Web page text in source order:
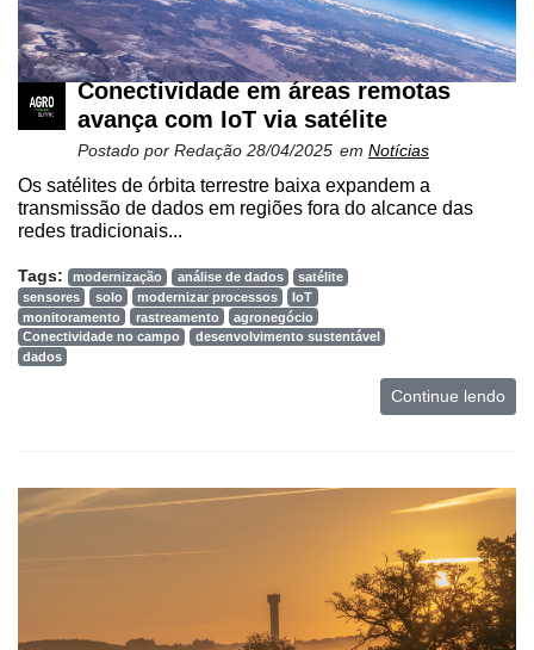
Conectividade em áreas remotas
avança com IoT via satélite
Postado por Redação 28/04/2025 em Notícias
Os satélites de órbita terrestre baixa expandem a
transmissão de dados em regiões fora do alcance das
redes tradicionais...
Tags: modernização análise de dados
satélite
sensores
solo modernizar processos
IoT
monitoramento
rastreamento
agronegócio
Conectividade no campo
desenvolvimento sustentável
dados
Continue lendo